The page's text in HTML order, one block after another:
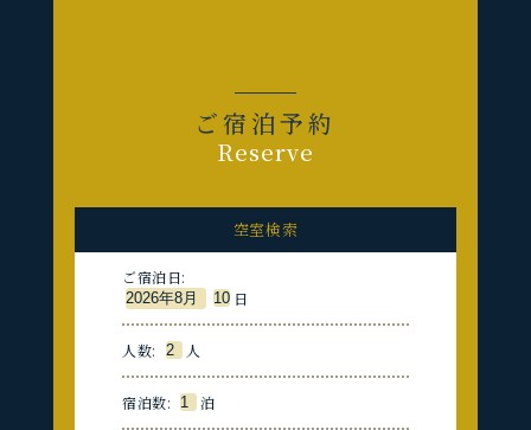
ご宿泊予約
Reserve
空室検索
ご宿泊日:
日
人数: 人
宿泊数: 泊